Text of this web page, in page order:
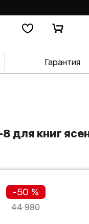
Гарантия
для книг
-50 %
44 980